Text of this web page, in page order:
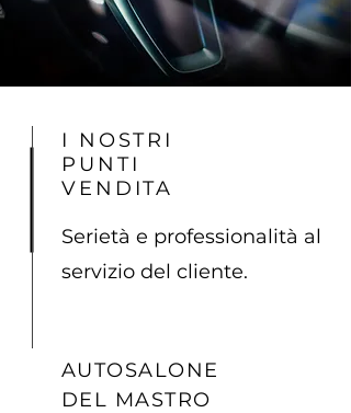
I NOSTRI
PUNTI
VENDITA
Serietà e professionalità al
servizio del cliente.
AUTOSALONE
DEL MASTRO